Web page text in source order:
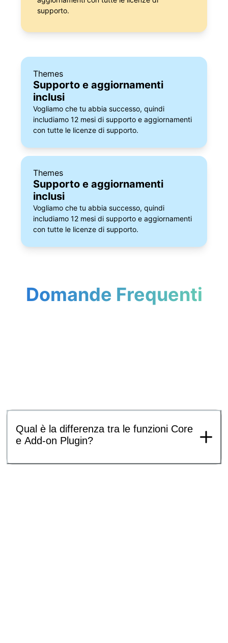
supporto.
Themes
Supporto e aggiornamenti
inclusi
Vogliamo che tu abbia successo, quindi
includiamo 12 mesi di supporto e aggiornamenti
con tutte le licenze di supporto.
Themes
Supporto e aggiornamenti
inclusi
Vogliamo che tu abbia successo, quindi
includiamo 12 mesi di supporto e aggiornamenti
con tutte le licenze di supporto.
Domande Frequenti
Qual è la differenza tra le funzioni Core
e Add-on Plugin?